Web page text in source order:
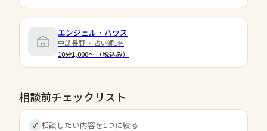
エンジェル・ハウス
中部 長野 ・ 占い師1名
10分1,000～ （税込み）
相談前チェックリスト
✓ 相談したい内容を1つに絞る